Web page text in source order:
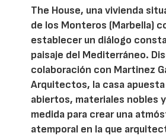
The House, una vivienda
de los Monteros (Marbella)
establecer un diálogo
paisaje del Mediterráneo.
colaboración con Martinez
Arquitectos, la casa
abiertos, materiales nobles
medida para crear una
atemporal en la que